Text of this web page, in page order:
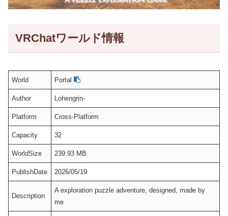
VRChatワールド情報
World Portal
Author Lohengrin-
Platform Cross-Platform
Capacity 32
WorldSize 239.93 MB
PublishDate 2026/05/19
Description
A exploration puzzle adventure, designed, made by
me